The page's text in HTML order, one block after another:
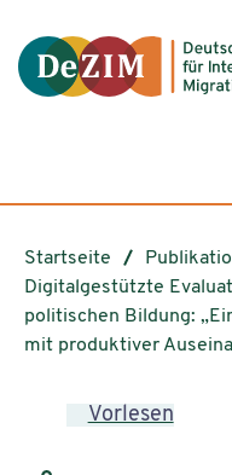
Startseite
Digitalgestützte
politischen Bildung:
mit produktiver
Vorlesen